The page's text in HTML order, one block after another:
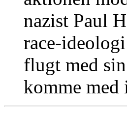
nazist Paul
race-
flugt med
komme med